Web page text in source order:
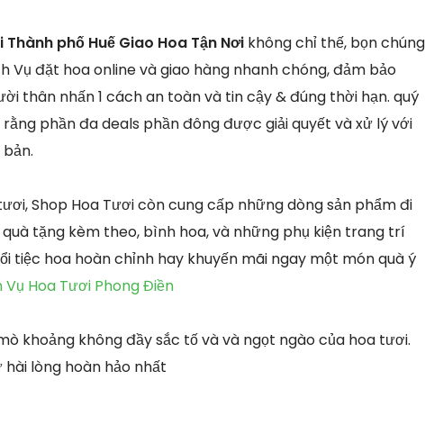
phố Huế Giao Hoa Tận Nơi không chỉ thế, bọn chúng
Vụ đặt hoa online và giao hàng nhanh chóng, đảm bảo
thân nhấn 1 cách an toàn và tin cậy & đúng thời hạn. quý
phần đa deals phần đông được giải quyết và xử lý với
Shop Hoa Tươi còn cung cấp những dòng sản phẩm đi
tặng kèm theo, bình hoa, và những phụ kiện trang trí
tiệc hoa hoàn chỉnh hay khuyến mãi ngay một món quà ý
Vụ Hoa Tươi Phong Điền
khoảng không đầy sắc tố và và ngọt ngào của hoa tươi.
lòng hoàn hảo nhất